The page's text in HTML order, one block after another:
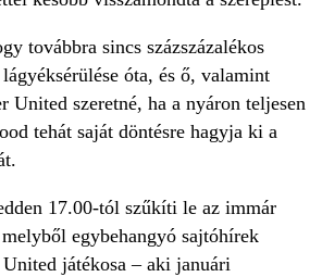
továbbra sincs százszázalékos
óta, és ő, valamint
United szeretné, ha a nyáron teljesen
tehát saját döntésre hagyja ki a
17.00-tól szűkíti le az immár
egybehangyó sajtóhírek
játékosa – aki januári